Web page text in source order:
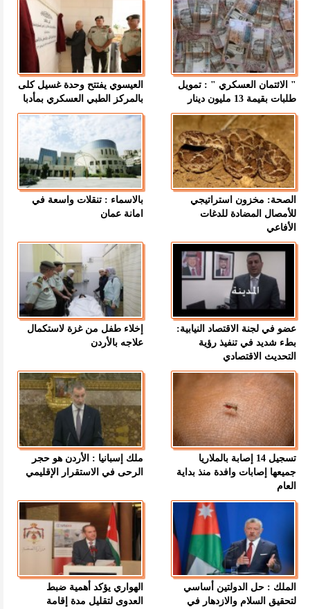
" الائتمان العسكري " : تمويل
طلبات بقيمة 13 مليون دينار
العيسوي يفتتح وحدة غسيل كلى
بالمركز الطبي العسكري بمأدبا
الصحة: مخزون استراتيجي
للأمصال المضادة للدغات
الأفاعي
بالاسماء : تنقلات واسعة في
امانة عمان
عضو في لجنة الاقتصاد النيابية:
بطء شديد في تنفيذ رؤية
التحديث الاقتصادي
إخلاء طفل من غزة لاستكمال
علاجه بالأردن
تسجيل 14 إصابة بالملاريا
جميعها إصابات وافدة منذ بداية
العام
ملك إسبانيا : الأردن هو حجر
الرحى في الاستقرار الإقليمي
الملك : حل الدولتين أساسي
لتحقيق السلام والازدهار في
الهواري يؤكد أهمية ضبط
العدوى لتقليل مدة إقامة